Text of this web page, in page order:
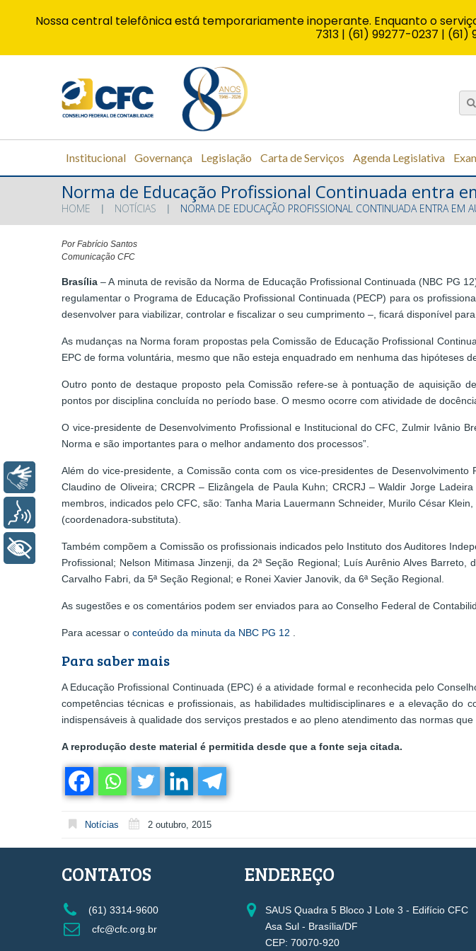
Institucional Governança Legislação Carta de Serviços Agenda Legislativa
Norma de Educação Profissional Continuada entra
HOME NOTÍCIAS NORMA DE EDUCAÇÃO PROFISSIONAL CONTINUADA ENTRA EM
Por Fabrício Santos
Comunicação CFC
Brasília – A minuta de revisão da Norma de Educação Profissional Continuada (NBC PG
regulamentar o Programa de Educação Profissional Continuada (PECP) para os
desenvolver para viabilizar, controlar e fiscalizar o seu cumprimento –, ficará disponível
As mudanças na Norma foram propostas pela Comissão de Educação Profissional
EPC de forma voluntária, mesmo que não esteja enquadrado em nenhuma das hipóteses
Outro ponto de destaque proposto pela Comissão refere-se à pontuação de aquisição
pontos por disciplina concluída no período base. O mesmo ocorre com atividade de
O vice-presidente de Desenvolvimento Profissional e Institucional do CFC, Zulmir Ivânio
Norma e são importantes para o melhor andamento dos processos”.
Além do vice-presidente, a Comissão conta com os vice-presidentes de
Claudino de Oliveira; CRCPR – Elizângela de Paula Kuhn; CRCRJ – Waldir Jorge
membros, indicados pelo CFC, são: Tanha Maria Lauermann Schneider, Murilo César
(coordenadora-substituta).
Também compõem a Comissão os profissionais indicados pelo Instituto dos Auditores
Profissional; Nelson Mitimasa Jinzenji, da 2ª Seção Regional; Luís Aurênio Alves
Carvalho Fabri, da 5ª Seção Regional; e Ronei Xavier Janovik, da 6ª Seção Regional.
As sugestões e os comentários podem ser enviados para ao Conselho Federal de
Para acessar o conteúdo da minuta da NBC PG 12 .
Para saber mais
A Educação Profissional Continuada (EPC) é a atividade formal e reconhecida pelo
competências técnicas e profissionais, as habilidades multidisciplinares e a elevação
indispensáveis à qualidade dos serviços prestados e ao pleno atendimento das normas
A reprodução deste material é permitida desde que a fonte seja citada.
Notícias 2 outubro, 2015
CONTATOS
(61) 3314-9600
cfc@cfc.org.br
ENDEREÇO
SAUS Quadra 5 Bloco J Lote 3 - Edifício CFC
Asa Sul - Brasília/DF
CEP: 70070-920
Nossa central telefônica está temporariamente inoperante. Enquanto o
7313 | (61) 99277-0237 |
Libras
+ Acessibilidade